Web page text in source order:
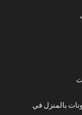
بالمنزل في